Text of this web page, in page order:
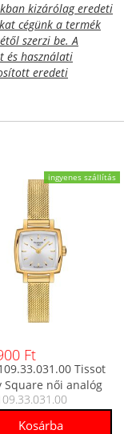
kizárólag eredeti
cégünk a termék
szerzi be. A
és használati
eredeti
ingyenes szállítás
Ft
Tissot
Square női analóg